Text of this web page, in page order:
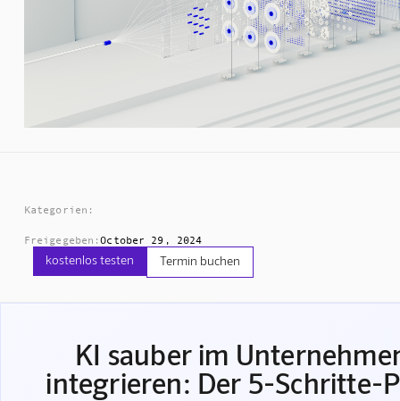
Kategorien:
Freigegeben:October 29, 2024
kostenlos testen Termin buchen
KI sauber im
integrieren: Der 5-Schritte-